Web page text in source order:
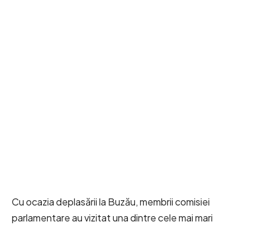
Cu ocazia deplasării la Buzău, membrii comisiei
parlamentare au vizitat una dintre cele mai mari